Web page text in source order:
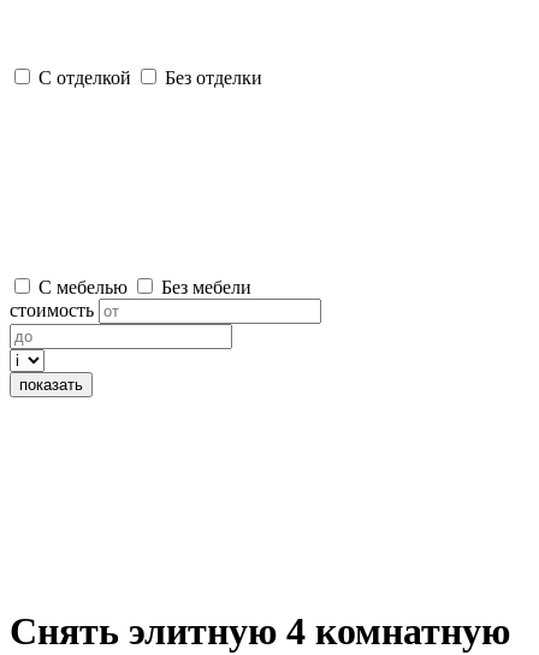
С отделкой Без отделки
С мебелью
Без мебели
стоимость
показать
Снять элитную 4 комнатную